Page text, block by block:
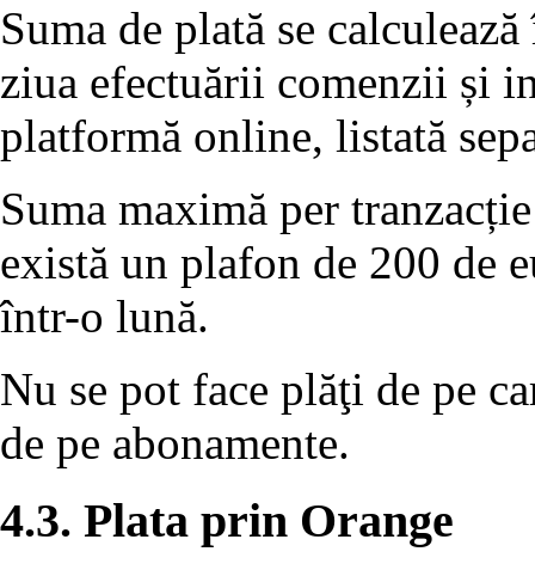
Suma de plată se
ziua efectuării comenzii și
platformă online, listată
Suma maximă per
există un plafon de 200 de
într-o lună.
Nu se pot face plăţi de pe
de pe abonamente.
4.3. Plata prin Orange